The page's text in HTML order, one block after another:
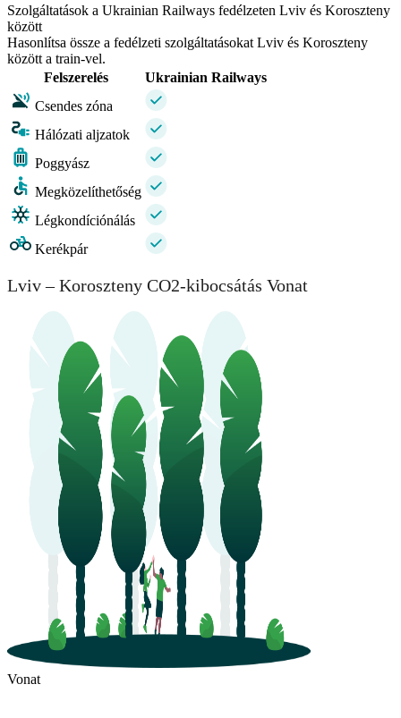
Szolgáltatások a Ukrainian Railways fedélzeten Lviv és Koroszteny
között
Hasonlítsa össze a fedélzeti szolgáltatásokat Lviv és Koroszteny
között a train-vel.
Felszerelés
Ukrainian Railways
Csendes zóna
Hálózati aljzatok
Poggyász
Megközelíthetőség
Légkondíciónálás
Kerékpár
Lviv – Koroszteny CO2-kibocsátás Vonat
Vonat